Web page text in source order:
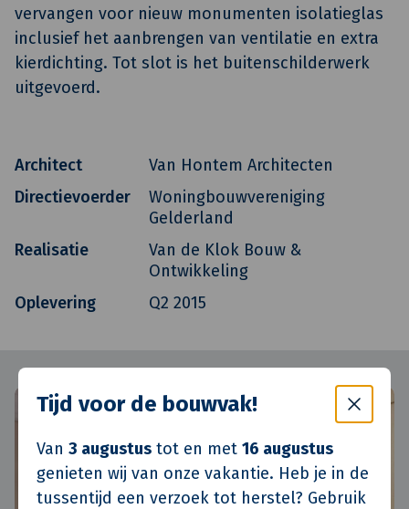
Tijd voor de bouwvak!
Van 3 augustus tot en met 16 augustus
genieten wij van onze vakantie. Heb je in de
tussentijd een verzoek tot herstel? Gebruik
vervangen voor nieuw monumenten isolatieglas
inclusief het aanbrengen van ventilatie en extra
kierdichting. Tot slot is het buitenschilderwerk
uitgevoerd.
Architect
Van Hontem Architecten
Directievoerder
Woningbouwvereniging
Gelderland
Realisatie
Van de Klok Bouw &
Ontwikkeling
Oplevering
Q2 2015